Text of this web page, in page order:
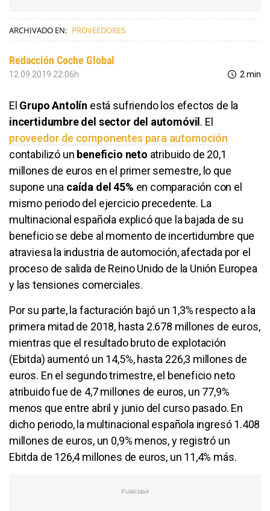
ARCHIVADO EN: PROVEEDORES
Redacción Coche Global
12.09.2019 22:06h 2 min
El Grupo Antolín está sufriendo los efectos de la
incertidumbre del sector del automóvil. El
proveedor de componentes para automoción
contabilizó un beneficio neto atribuido de 20,1
millones de euros en el primer semestre, lo que
supone una caída del 45% en comparación con el
mismo periodo del ejercicio precedente. La
multinacional española explicó que la bajada de su
beneficio se debe al momento de incertidumbre que
atraviesa la industria de automoción, afectada por el
proceso de salida de Reino Unido de la Unión Europea
y las tensiones comerciales.
Por su parte, la facturación bajó un 1,3% respecto a la
primera mitad de 2018, hasta 2.678 millones de euros,
mientras que el resultado bruto de explotación
(Ebitda) aumentó un 14,5%, hasta 226,3 millones de
euros. En el segundo trimestre, el beneficio neto
atribuido fue de 4,7 millones de euros, un 77,9%
menos que entre abril y junio del curso pasado. En
dicho periodo, la multinacional española ingresó 1.408
millones de euros, un 0,9% menos, y registró un
Ebitda de 126,4 millones de euros, un 11,4% más.